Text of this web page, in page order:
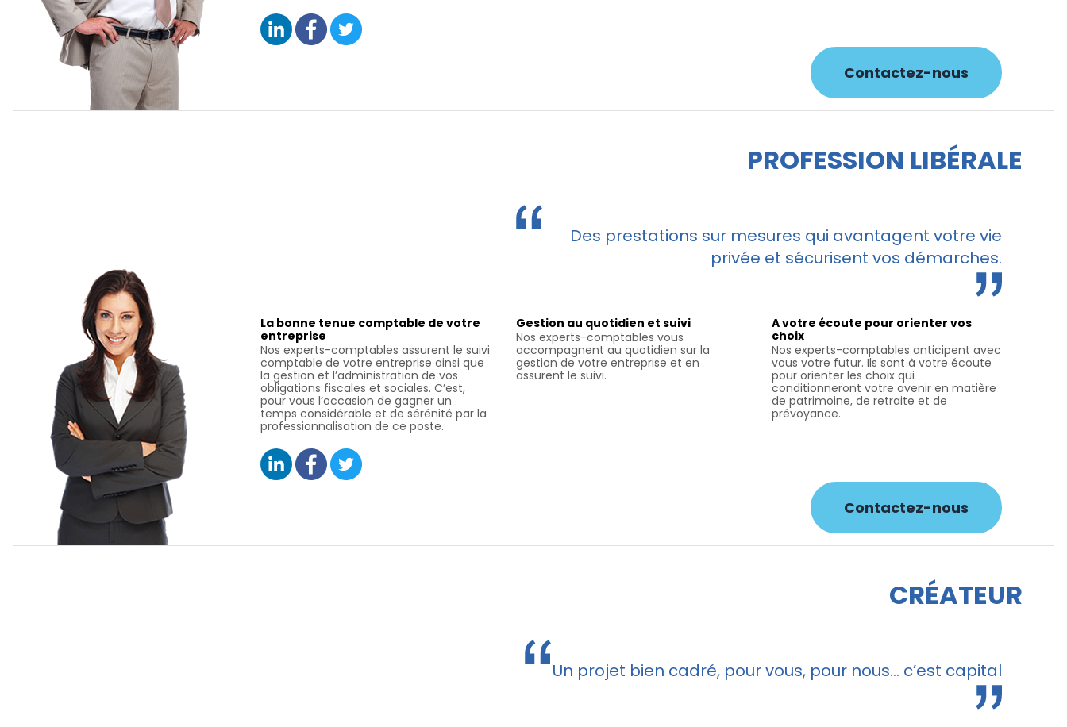
Contactez-nous
PROFESSION LIBÉRALE
Des prestations sur mesures qui avantagent votre vie
privée et sécurisent vos démarches.
La bonne tenue comptable de votre
entreprise
Nos experts-comptables assurent le suivi
comptable de votre entreprise ainsi que
la gestion et l’administration de vos
obligations fiscales et sociales. C’est,
pour vous l’occasion de gagner un
temps considérable et de sérénité par la
professionnalisation de ce poste.
Gestion au quotidien et suivi
Nos experts-comptables vous
accompagnent au quotidien sur la
gestion de votre entreprise et en
assurent le suivi.
A votre écoute pour orienter vos
choix
Nos experts-comptables anticipent avec
vous votre futur. Ils sont à votre écoute
pour orienter les choix qui
conditionneront votre avenir en matière
de patrimoine, de retraite et de
prévoyance.
Contactez-nous
CRÉATEUR
Un projet bien cadré, pour vous, pour nous... c’est capital